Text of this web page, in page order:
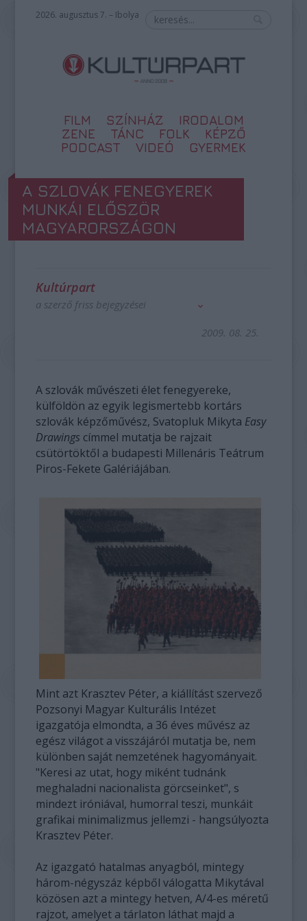
2026. augusztus 7. – Ibolya
FILM SZÍNHÁZ
IRODALOM
ZENE
TÁNC FOLK
KÉPZŐ
PODCAST
VIDEÓ GYERMEK
A SZLOVÁK FENEGYEREK
MUNKÁI ELŐSZÖR
MAGYARORSZÁGON
Kultúrpart
a szerző friss bejegyzései
2009. 08. 25.
A szlovák művészeti élet fenegyereke,
külföldön az egyik legismertebb kortárs
szlovák képzőművész, Svatopluk Mikyta Easy
Drawings címmel mutatja be rajzait
csütörtöktől a budapesti Millenáris Teátrum
Piros-Fekete Galériájában.
Mint azt Krasztev Péter, a kiállítást szervező
Pozsonyi Magyar Kulturális Intézet
igazgatója elmondta, a 36 éves művész az
egész világot a visszájáról mutatja be, nem
különben saját nemzetének hagyományait.
"Keresi az utat, hogy miként tudnánk
meghaladni nacionalista görcseinket", s
mindezt iróniával, humorral teszi, munkáit
grafikai minimalizmus jellemzi - hangsúlyozta
Krasztev Péter.
Az igazgató hatalmas anyagból, mintegy
három-négyszáz képből válogatta Mikytával
közösen azt a mintegy hetven, A/4-es méretű
rajzot, amelyet a tárlaton láthat majd a